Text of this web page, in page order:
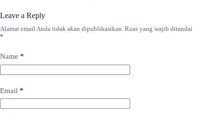
Leave a Reply
Alamat email Anda tidak akan dipublikasikan. Ruas yang wajib ditandai
*
Name *
Email *